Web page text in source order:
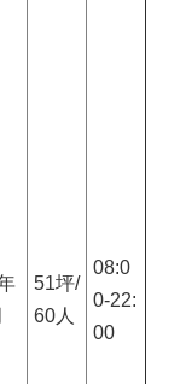
51坪/
60 人
08:0
0-22:
00